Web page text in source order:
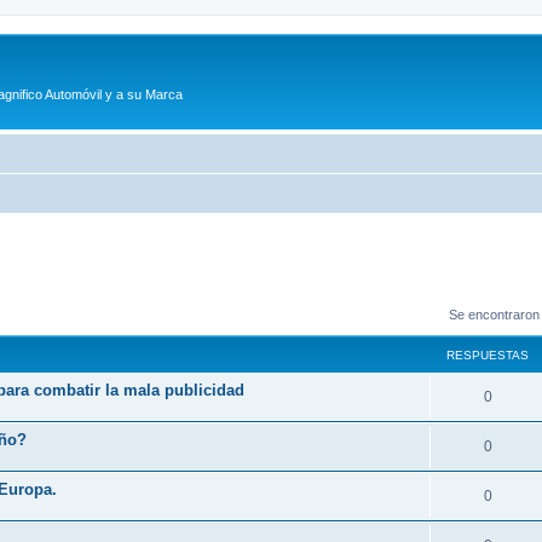
Automóvil y a su Marca
Se
RESPUESTAS
combatir la mala publicidad 0R
e
p
u
0R
e
0R
e